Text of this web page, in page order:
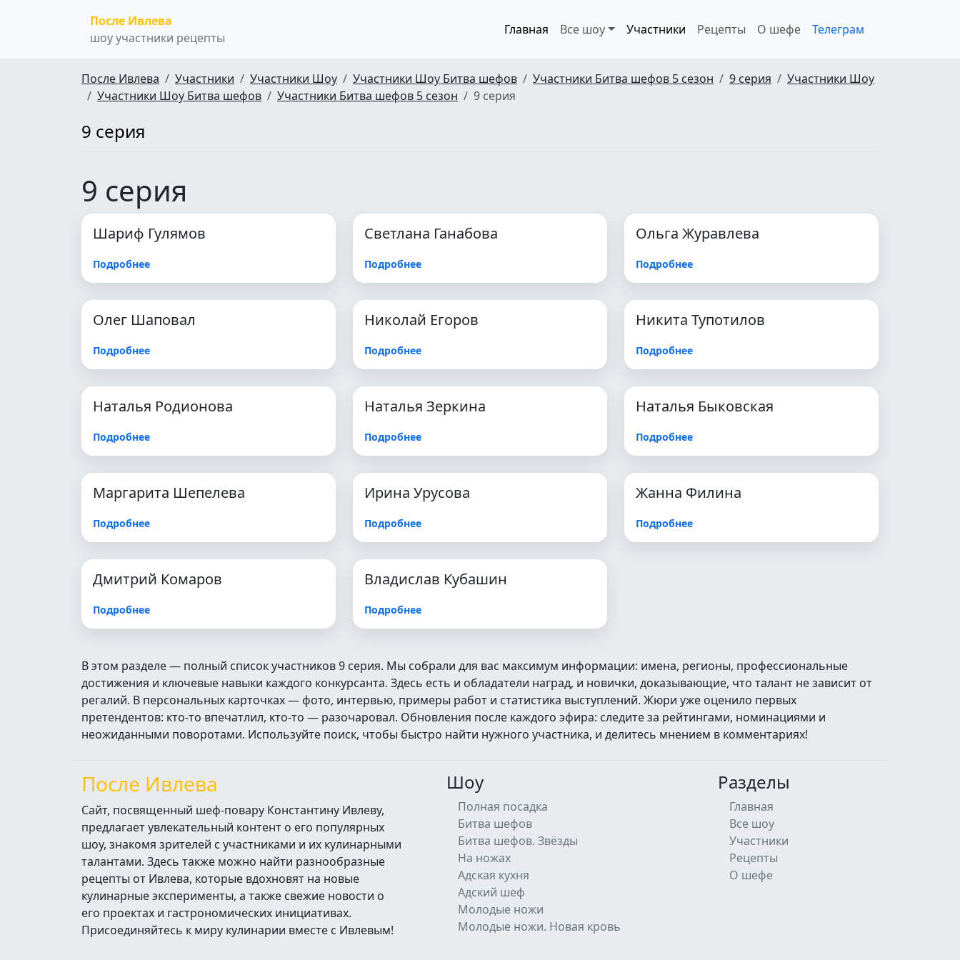
После Ивлева
шоу участники рецепты
Главная Все шоу Участники Рецепты О шефе Телеграм
После Ивлева Участники Участники Шоу Участники Шоу Битва шефов Участники Битва шефов 5 сезон 9 серия
Участники Шоу
Участники Шоу Битва шефов
Участники Битва шефов 5 сезон 9 серия
9 серия
9 серия
Шариф Гулямов
Подробнее
Светлана Ганабова
Подробнее
Ольга Журавлева
Подробнее
Олег Шаповал
Подробнее
Николай Егоров
Подробнее
Никита Тупотилов
Подробнее
Наталья Родионова
Подробнее
Наталья Зеркина
Подробнее
Наталья Быковская
Подробнее
Маргарита Шепелева
Подробнее
Ирина Урусова
Подробнее
Жанна Филина
Подробнее
Дмитрий Комаров
Подробнее
Владислав Кубашин
Подробнее
В этом разделе — полный список участников 9 серия. Мы собрали для вас максимум информации: имена, регионы, профессиональные
достижения и ключевые навыки каждого конкурсанта. Здесь есть и обладатели наград, и новички, доказывающие, что талант не зависит от
регалий. В персональных карточках — фото, интервью, примеры работ и статистика выступлений. Жюри уже оценило первых
претендентов: кто‑то впечатлил, кто‑то — разочаровал. Обновления после каждого эфира: следите за рейтингами, номинациями и
неожиданными поворотами. Используйте поиск, чтобы быстро найти нужного участника, и делитесь мнением в комментариях!
После Ивлева
Сайт, посвященный шеф-повару Константину Ивлеву,
предлагает увлекательный контент о его популярных
шоу, знакомя зрителей с участниками и их кулинарными
талантами. Здесь также можно найти разнообразные
рецепты от Ивлева, которые вдохновят на новые
кулинарные эксперименты, а также свежие новости о
его проектах и гастрономических инициативах.
Присоединяйтесь к миру кулинарии вместе с Ивлевым!
Шоу
Полная посадка
Битва шефов
Битва шефов. Звёзды
На ножах
Адская кухня
Адский шеф
Молодые ножи
Молодые ножи. Новая кровь
Разделы
Главная
Все шоу
Участники
Рецепты
О шефе